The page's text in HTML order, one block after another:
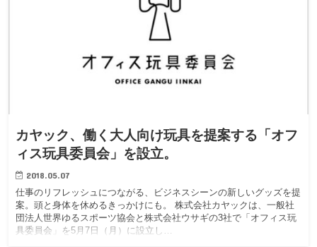
カヤック、働く大人向け玩具を提案する「オフ
ィス玩具委員会」を設立。
2018.05.07
仕事のリフレッシュにつながる、ビジネスシーンの新しいグッズを提
案。頭と身体を休めるきっかけにも。 株式会社カヤックは、一般社
団法人世界ゆるスポーツ協会と株式会社ウサギの3社で「オフィス玩
具委員会」を5月7日（月）に設立し…